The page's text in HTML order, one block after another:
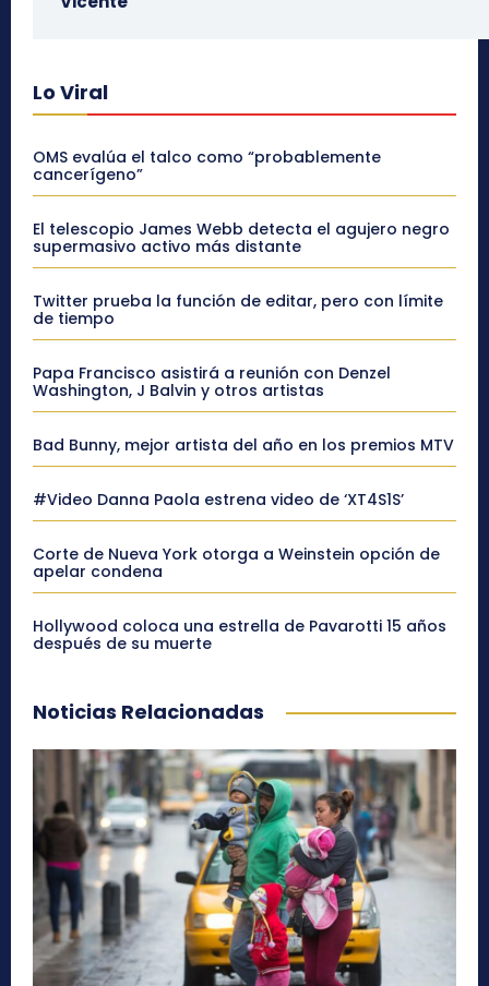
Lo Viral
OMS evalúa el talco como “probablemente
cancerígeno”
El telescopio James Webb detecta el agujero negro
supermasivo activo más distante
Twitter prueba la función de editar, pero con límite
de tiempo
Papa Francisco asistirá a reunión con Denzel
Washington, J Balvin y otros artistas
Bad Bunny, mejor artista del año en los premios MTV
#Video Danna Paola estrena video de ‘XT4S1S’
Corte de Nueva York otorga a Weinstein opción de
apelar condena
Hollywood coloca una estrella de Pavarotti 15 años
después de su muerte
Noticias Relacionadas